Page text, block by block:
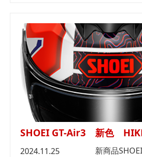
SHOEI GT-Air3 新色
2024.11.25 新商品SHOEI